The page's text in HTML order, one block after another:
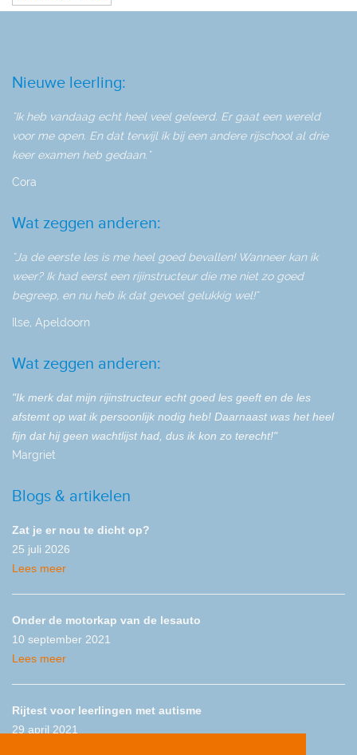
Nieuwe leerling:
"Ik heb vandaag echt heel veel geleerd. Er gaat een wereld
voor me open. En dat terwijl ik bij een andere rijschool al drie
keer examen heb gedaan."
Cora
Wat zeggen anderen:
"Ja de eerste les is me heel goed bevallen! Wanneer kan ik
weer? Ik had eerst een rijinstructeur die me niet zo goed
begreep, en nu heb ik dat gevoel gelukkig wel!"
Ilse, Apeldoorn
Wat zeggen anderen:
"Ik merk dat mijn rijinstructeur echt goed les geeft en de les
afstemt op wat ik persoonlijk nodig heb! Daarnaast was het heel
fijn dat hij geen wachtlijst had, dus ik kon zo terecht!"
Margriet
Blogs & artikelen
Zat je er nou te dicht op?
25 juli 2026
Lees meer
Onder de motorkap van de lesauto
10 september 2021
Lees meer
Rijtest voor leerlingen met autisme
29 april 2021